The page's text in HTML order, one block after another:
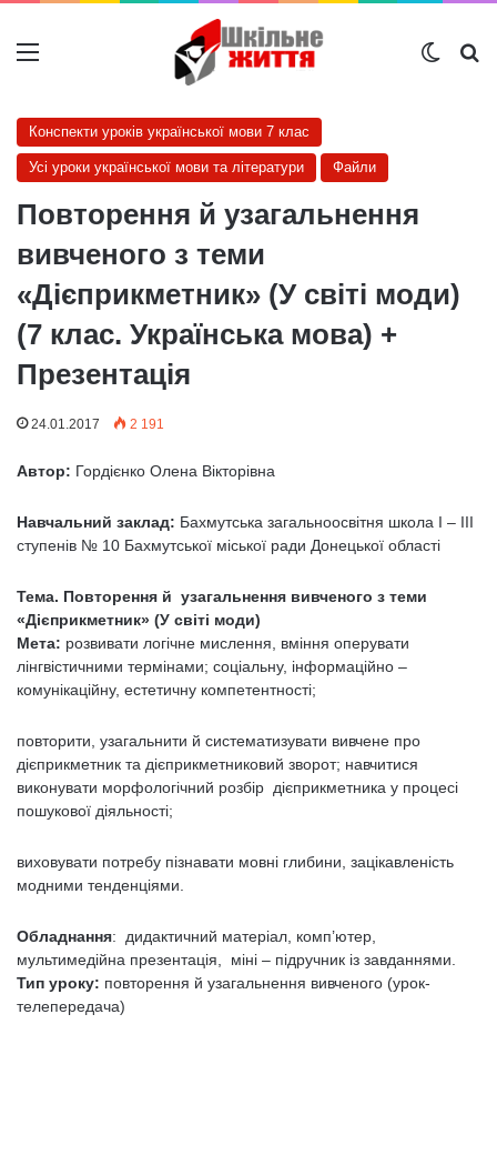
Меню
Конспекти уроків української мови 7 клас
Усі уроки української мови та літератури Файли
Повторення й узагальнення
вивченого з теми
«Дієприкметник» (У світі моди)
(7 клас. Українська мова) +
Презентація
24.01.2017 2 191
Автор: Гордієнко Олена Вікторівна
Навчальний заклад: Бахмутська загальноосвітня школа І – ІІІ
ступенів № 10 Бахмутської міської ради Донецької області
Тема. Повторення й узагальнення вивченого з теми
«Дієприкметник» (У світі моди)
Мета: розвивати логічне мислення, вміння оперувати
лінгвістичними термінами; соціальну, інформаційно –
комунікаційну, естетичну компетентності;
повторити, узагальнити й систематизувати вивчене про
дієприкметник та дієприкметниковий зворот; навчитися
виконувати морфологічний розбір дієприкметника у процесі
пошукової діяльності;
виховувати потребу пізнавати мовні глибини, зацікавленість
модними тенденціями.
Обладнання: дидактичний матеріал, комп’ютер,
мультимедійна презентація, міні – підручник із завданнями.
Тип уроку: повторення й узагальнення вивченого (урок-
телепередача)